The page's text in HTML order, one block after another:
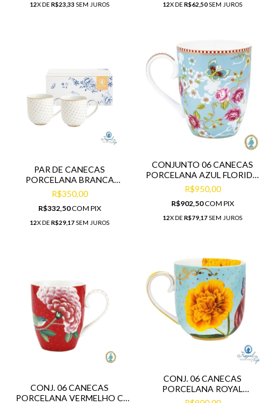
12X DER$23,33 SEM JUROS 12X DER$62,50SEM JUROS
PAR DE CANECAS
PORCELANA BRANCA
BOLINHAS DOURADA
R$350,00
R$332,50COM PIX
12X DER$29,17SEM JUROS
CONJUNTO 06 CANECAS
PORCELANA AZUL FLORIDO
350ML
R$950,00
R$902,50COM PIX
12X DER$79,17SEM JUROS
CONJ. 06 CANECAS
PORCELANA VERMELHO C
CONJ. 06 CANECAS
PORCELANA ROYAL
COLORIDA FLORAL